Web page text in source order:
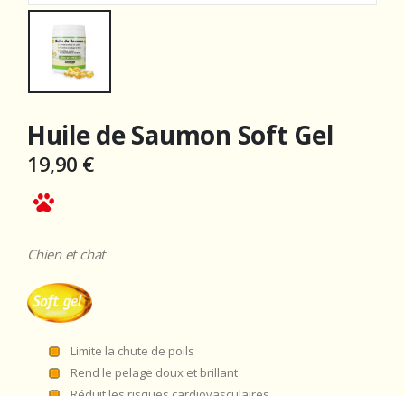
Huile de Saumon Soft Gel
19,90 €
Chien et chat
Limite la chute de poils
Rend le pelage doux et brillant